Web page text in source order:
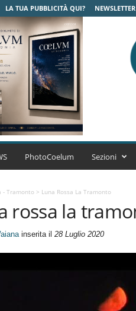
LA TUA PUBBLICITÀ QUI? NEWSLETTER
C
u
A
r
PhotoCoelum Sezioni
- Tramonto> Luna Rossa La Tramonto
rossa la
inserita il 28 Luglio 2020